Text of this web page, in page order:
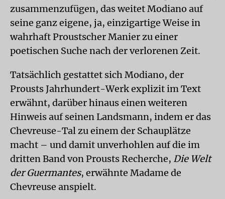
zusammenzufügen, das weitet Modiano auf
seine ganz eigene, ja, einzigartige Weise in
wahrhaft Proustscher Manier zu einer
poetischen Suche nach der verlorenen Zeit.
Tatsächlich gestattet sich Modiano, der
Prousts Jahrhundert-Werk explizit im Text
erwähnt, darüber hinaus einen weiteren
Hinweis auf seinen Landsmann, indem er das
Chevreuse-Tal zu einem der Schauplätze
macht – und damit unverhohlen auf die im
dritten Band von Prousts Recherche, Die Welt
der Guermantes, erwähnte Madame de
Chevreuse anspielt.